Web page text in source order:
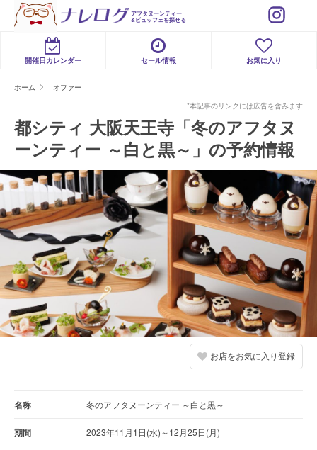
アフタヌーンティー
&ビュッフェを探せる
開催日カレンダー セール情報 お気に入り
ホーム
オファー
*本記事のリンクには広告を含みます
都シティ 大阪天王寺「冬のアフタヌ
ーンティー ～白と黒～」の予約情報
お店をお気に入り登録
名称 冬のアフタヌーンティー ～白と黒～
期間 2023年11月1日(水)～12月25日(月)